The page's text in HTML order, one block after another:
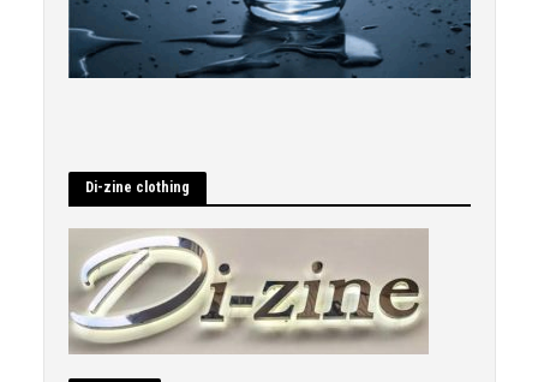
Di-zine clothing